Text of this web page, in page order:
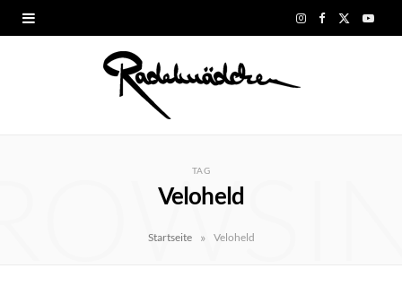
I F Y
TAG
Veloheld
Startseite » Veloheld